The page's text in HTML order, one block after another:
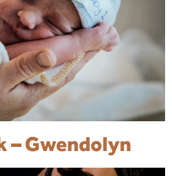
– Gwendolyn